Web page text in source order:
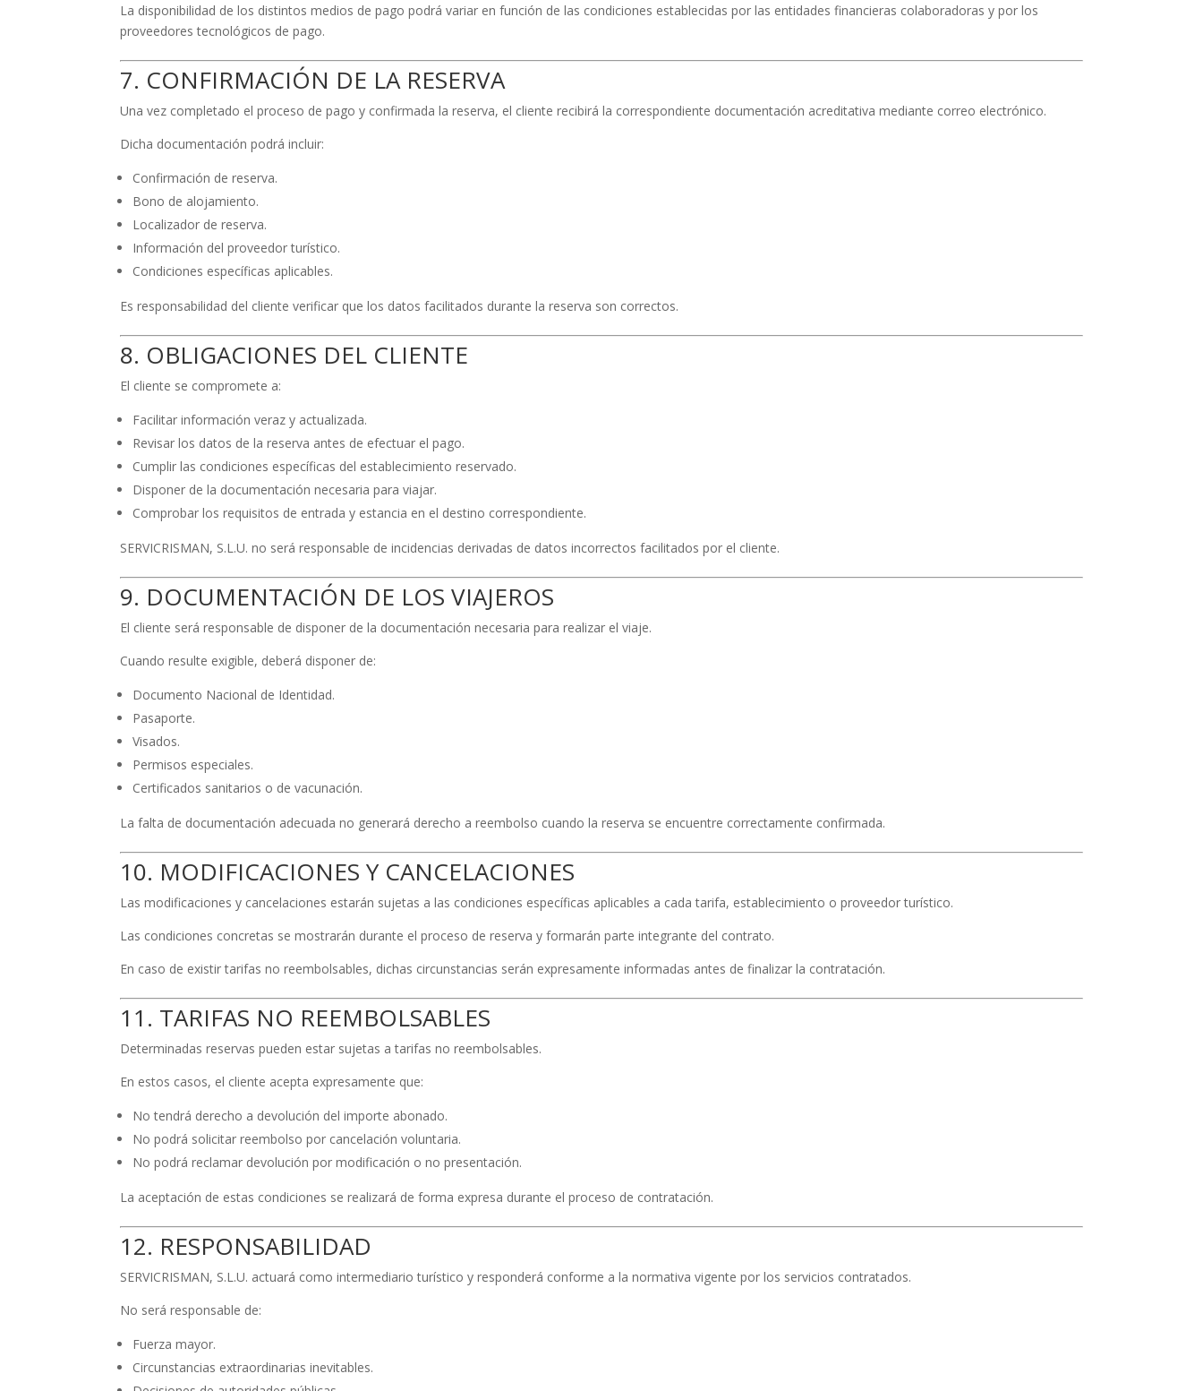
La disponibilidad de los distintos medios de pago podrá variar en función de las condiciones establecidas por las entidades financieras colaboradoras y por los
proveedores tecnológicos de pago.
7. CONFIRMACIÓN DE LA RESERVA
Una vez completado el proceso de pago y confirmada la reserva, el cliente recibirá la correspondiente documentación acreditativa mediante correo electrónico.
Dicha documentación podrá incluir:
Confirmación de reserva.
Bono de alojamiento.
Localizador de reserva.
Información del proveedor turístico.
Condiciones específicas aplicables.
Es responsabilidad del cliente verificar que los datos facilitados durante la reserva son correctos.
8. OBLIGACIONES DEL CLIENTE
El cliente se compromete a:
Facilitar información veraz y actualizada.
Revisar los datos de la reserva antes de efectuar el pago.
Cumplir las condiciones específicas del establecimiento reservado.
Disponer de la documentación necesaria para viajar.
Comprobar los requisitos de entrada y estancia en el destino correspondiente.
SERVICRISMAN, S.L.U. no será responsable de incidencias derivadas de datos incorrectos facilitados por el cliente.
9. DOCUMENTACIÓN DE LOS VIAJEROS
El cliente será responsable de disponer de la documentación necesaria para realizar el viaje.
Cuando resulte exigible, deberá disponer de:
Documento Nacional de Identidad.
Pasaporte.
Visados.
Permisos especiales.
Certificados sanitarios o de vacunación.
La falta de documentación adecuada no generará derecho a reembolso cuando la reserva se encuentre correctamente confirmada.
10. MODIFICACIONES Y CANCELACIONES
Las modificaciones y cancelaciones estarán sujetas a las condiciones específicas aplicables a cada tarifa, establecimiento o proveedor turístico.
Las condiciones concretas se mostrarán durante el proceso de reserva y formarán parte integrante del contrato.
En caso de existir tarifas no reembolsables, dichas circunstancias serán expresamente informadas antes de finalizar la contratación.
11. TARIFAS NO REEMBOLSABLES
Determinadas reservas pueden estar sujetas a tarifas no reembolsables.
En estos casos, el cliente acepta expresamente que:
No tendrá derecho a devolución del importe abonado.
No podrá solicitar reembolso por cancelación voluntaria.
No podrá reclamar devolución por modificación o no presentación.
La aceptación de estas condiciones se realizará de forma expresa durante el proceso de contratación.
12. RESPONSABILIDAD
SERVICRISMAN, S.L.U. actuará como intermediario turístico y responderá conforme a la normativa vigente por los servicios contratados.
No será responsable de:
Fuerza mayor.
Circunstancias extraordinarias inevitables.